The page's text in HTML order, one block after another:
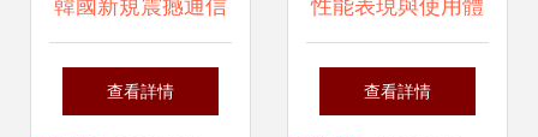
韓國新規震撼通信
界 所有智能手機預
查看詳情
性能表現與使用體
驗齊飛 2022年筆
查看詳情